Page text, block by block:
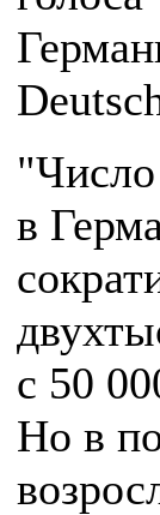
"Число
в
с 50
Но в